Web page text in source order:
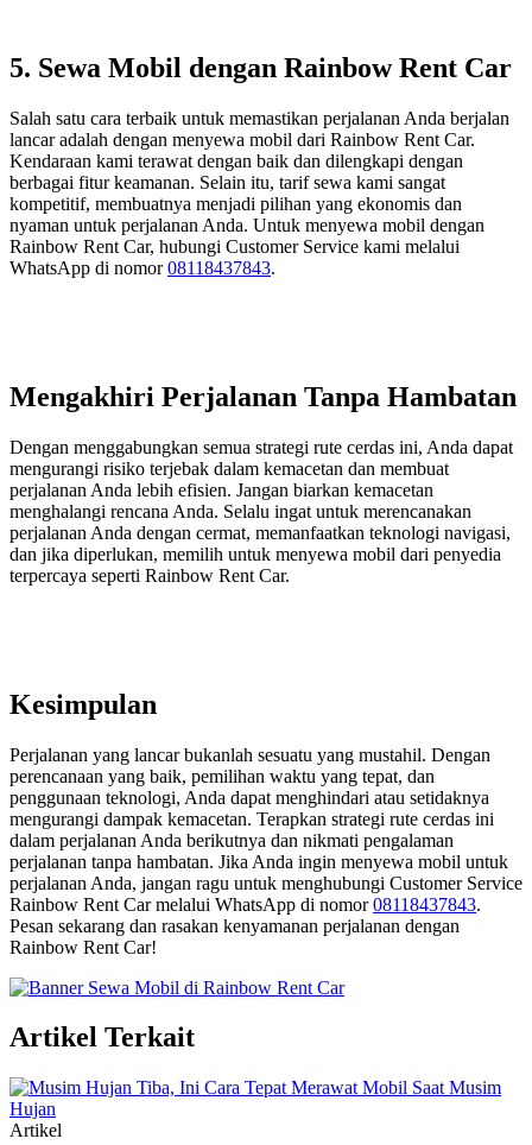
5. Sewa Mobil dengan Rainbow Rent Car
Salah satu cara terbaik untuk memastikan perjalanan Anda berjalan
lancar adalah dengan menyewa mobil dari Rainbow Rent Car.
Kendaraan kami terawat dengan baik dan dilengkapi dengan
berbagai fitur keamanan. Selain itu, tarif sewa kami sangat
kompetitif, membuatnya menjadi pilihan yang ekonomis dan
nyaman untuk perjalanan Anda. Untuk menyewa mobil dengan
Rainbow Rent Car, hubungi Customer Service kami melalui
WhatsApp di nomor08118437843.
Mengakhiri Perjalanan Tanpa Hambatan
Dengan menggabungkan semua strategi rute cerdas ini, Anda dapat
mengurangi risiko terjebak dalam kemacetan dan membuat
perjalanan Anda lebih efisien. Jangan biarkan kemacetan
menghalangi rencana Anda. Selalu ingat untuk merencanakan
perjalanan Anda dengan cermat, memanfaatkan teknologi navigasi,
dan jika diperlukan, memilih untuk menyewa mobil dari penyedia
terpercaya seperti Rainbow Rent Car.
Kesimpulan
Perjalanan yang lancar bukanlah sesuatu yang mustahil. Dengan
perencanaan yang baik, pemilihan waktu yang tepat, dan
penggunaan teknologi, Anda dapat menghindari atau setidaknya
mengurangi dampak kemacetan. Terapkan strategi rute cerdas ini
dalam perjalanan Anda berikutnya dan nikmati pengalaman
perjalanan tanpa hambatan. Jika Anda ingin menyewa mobil untuk
perjalanan Anda, jangan ragu untuk menghubungi Customer Service
Rainbow Rent Car melalui WhatsApp di nomor08118437843.
Pesan sekarang dan rasakan kenyamanan perjalanan dengan
Rainbow Rent Car!
Artikel Terkait
Artikel